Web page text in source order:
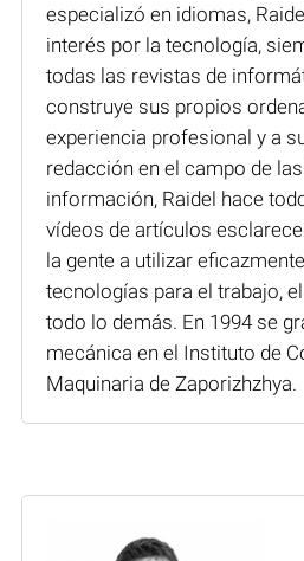
especializó en idiomas,
interés por la tecnología,
todas las revistas de
construye sus propios
experiencia profesional y a
redacción en el campo de
información, Raidel hace
vídeos de artículos
la gente a utilizar
tecnologías para el trabajo,
todo lo demás. En 1994 se
mecánica en el Instituto de
Maquinaria de Zaporizhzhya.